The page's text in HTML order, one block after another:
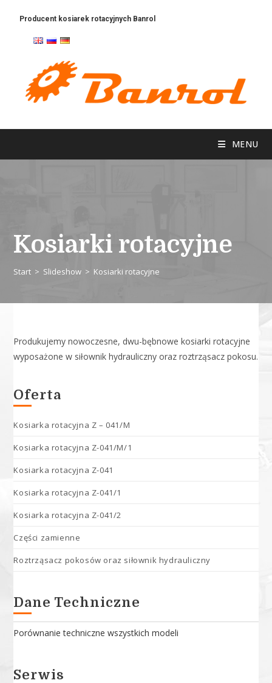
Producent kosiarek rotacyjnych Banrol
Mechanika maszyn rolniczych
MENU
Kosiarki rotacyjne
Start > Slideshow > Kosiarki rotacyjne
Produkujemy nowoczesne, dwu-bębnowe kosiarki rotacyjne
wyposażone w siłownik hydrauliczny oraz roztrząsacz pokosu.
Oferta
Kosiarka rotacyjna Z – 041/M
Kosiarka rotacyjna Z-041/M/1
Kosiarka rotacyjna Z-041
Kosiarka rotacyjna Z-041/1
Kosiarka rotacyjna Z-041/2
Części zamienne
Roztrząsacz pokosów oraz siłownik hydrauliczny
Dane Techniczne
Porównanie techniczne wszystkich modeli
Serwis